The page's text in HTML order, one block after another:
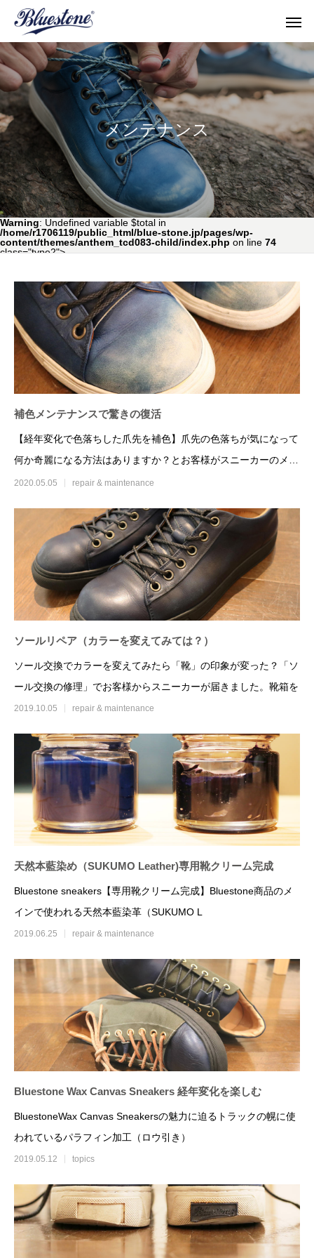
Men's Shoes
メンズシューズ ウィメ
topics shop &
サイズ感を確かめたい！
2020.12.04
Denim × SUKUMO
Wallet
2020.10.05
大丸東京店 Bluestone×KEYCO pop up
store開催
2021.03.25
Bluestone 2020年
2020.01.15
2020.05.05 2019.10.05
2025.11.21
store開催
2021.03.25
メンテナンス
Warning: Undefined variable $total in
/home/r1706119/public_html/blue-stone.jp/pages/wp-
content/themes/anthem_tcd083-child/index.php on line 74
class="type2">
補色メンテナンスで驚きの復活
【経年変化で色落ちした爪先を補色】爪先の色落ちが気になって
何か奇麗になる方法はありますか？とお客様がスニーカーのメン
テナンス
2020.05.05 repair & maintenance
ソールリペア（カラーを変えてみては？）
ソール交換でカラーを変えてみたら「靴」の印象が変った？「ソ
ール交換の修理」でお客様からスニーカーが届きました。靴箱を
2019.10.05 repair & maintenance
天然本藍染め（SUKUMO Leather)専用靴クリーム完成
Bluestone sneakers【専用靴クリーム完成】Bluestone商品のメ
インで使われる天然本藍染革（SUKUMO L
2019.06.25 repair & maintenance
Bluestone Wax Canvas Sneakers 経年変化を楽しむ
BluestoneWax Canvas Sneakersの魅力に迫るトラックの幌に使
われているパラフィン加工（ロウ引き）
2019.05.12 topics